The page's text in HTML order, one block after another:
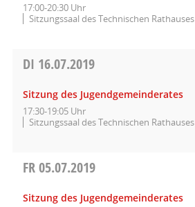
17:00-20:30 Uhr
Sitzungssaal des Technischen Rathauses
DI 16.07.2019
Sitzung des Jugendgemeinderates
17:30-19:05 Uhr
Sitzungssaal des Technischen Rathauses
FR05.07.2019
Sitzung des Jugendgemeinderates